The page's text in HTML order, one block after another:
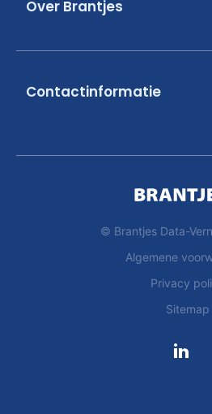
Over Brantjes
Contactinformatie
© Brantjes Data-
Algemene
Privacy
Sitemap